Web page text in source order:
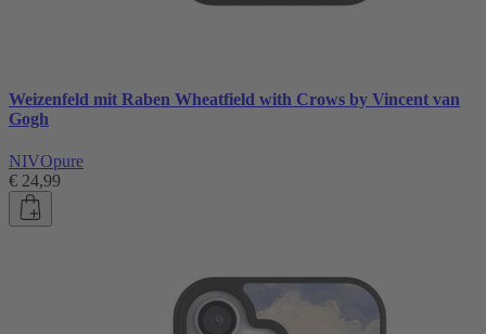
Weizenfeld mit Raben Wheatfield with Crows by Vincent van
Gogh
NIVOpure
€ 24,99